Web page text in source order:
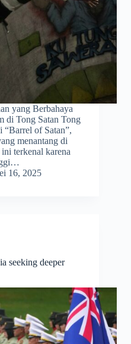
yang Berbahaya
di Tong Satan Tong
“Barrel of Satan”,
menantang di
terkenal karena
16, 2025
seeking deeper